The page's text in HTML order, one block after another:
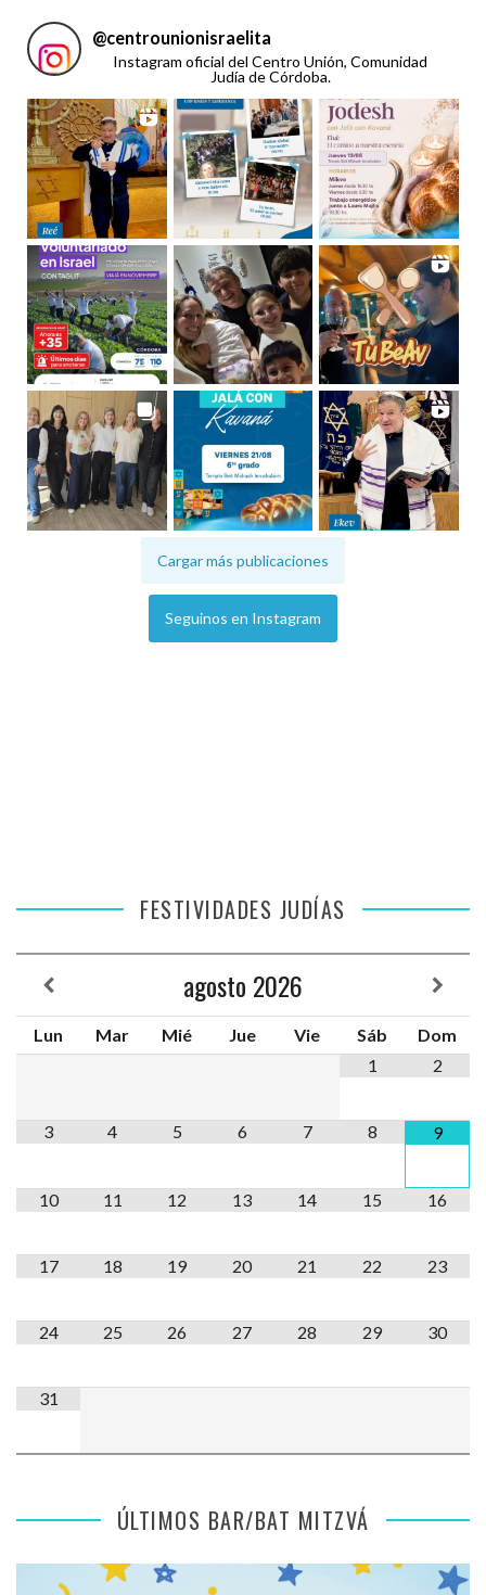
@centrounionisraelita
Instagram oficial del Centro Unión, Comunidad
Judía de Córdoba.
Cargar más publicaciones
Seguinos en Instagram
FESTIVIDADES JUDÍAS
agosto 2026
Lun Mar Mié Jue Vie Sáb
Dom
1
2
3 4 5 6 7 8 9
10 11 12 13 14 15 16
17 18 19 20 21 22 23
24 25 26 27 28 29 30
31
ÚLTIMOS BAR/BAT MITZVÁ